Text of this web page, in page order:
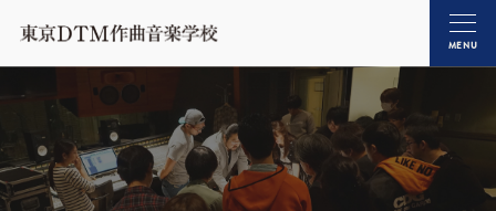
MENU